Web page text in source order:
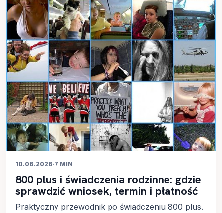
10.06.2026·7 MIN
800 plus i świadczenia rodzinne: gdzie
sprawdzić wniosek, termin i płatność
Praktyczny przewodnik po świadczeniu 800 plus.